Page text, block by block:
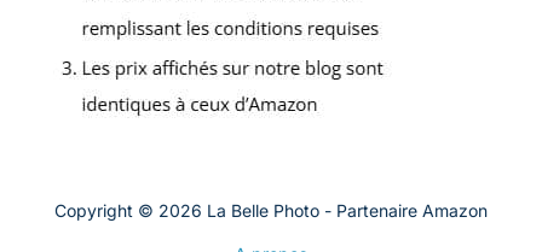
Copyright © 2026 La Belle Photo - Partenaire Amazon